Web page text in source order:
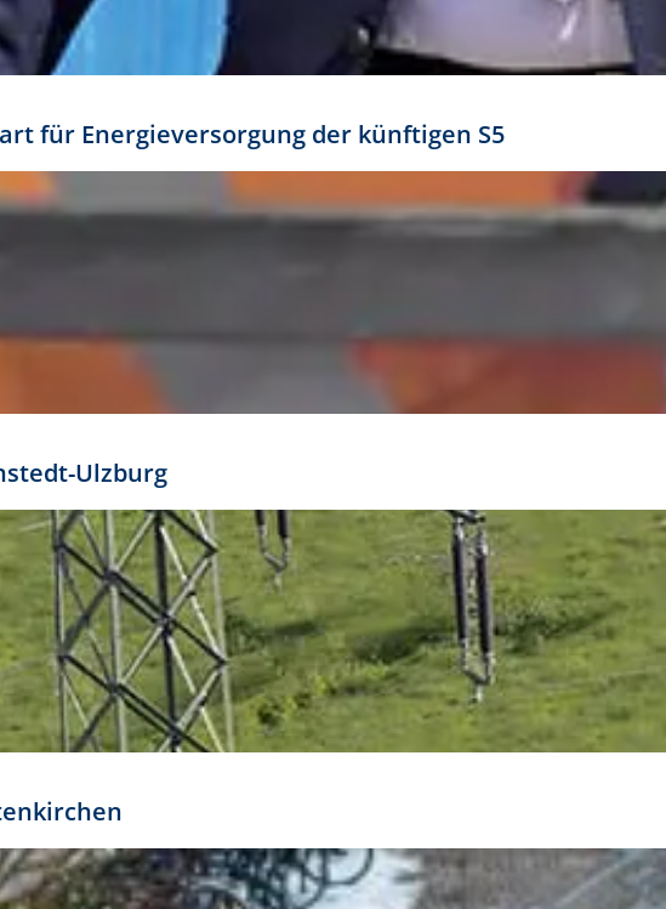
Formathöhe. Daraus ergeben sich für gängige Formate
Layout:
größer oder kleiner gesetzt werden. Dazu bedarf es jedoch
für Energieversorgung der künftigen S5
Ulzburg